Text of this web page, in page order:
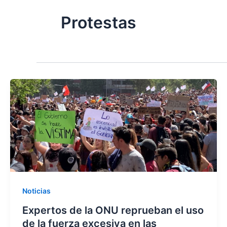
Protestas
Noticias
Expertos de la ONU reprueban el uso
de la fuerza excesiva en las